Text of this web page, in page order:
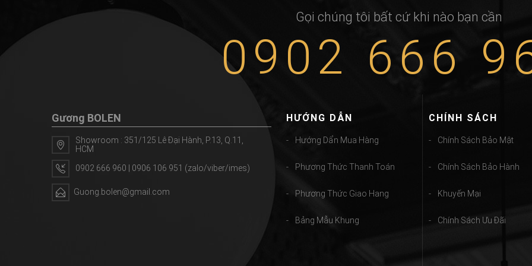
Gọi chúng tôi bất cứ khi nào bạn cần
0902 666
Gương BOLEN
Showroom : 351/125 Lê Đại Hành, P.13, Q.11,
HCM
0902 666 960 | 0906 106 951 (zalo/viber/imes)
Guong.bolen@gmail.com
HƯỚNG DẪN
Hướng Dẩn Mua Hàng
Phương Thức Thanh Toán
Phương Thức Giao Hang
Bảng Mẫu Khung
CHÍNH SÁCH
Chính Sách Bảo Mật
Chính Sách Bảo Hành
Khuyến Mại
Chính Sách Ưu Đãi